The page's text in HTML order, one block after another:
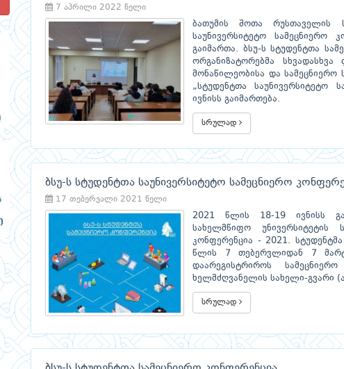
7 აპრილი 2022 წელი
ბათუმის შოთა რუსთაველის
საუნივერსიტეტო სამეცნიერო
გაიმართა. ბსუ-ს სტუდენტთა
ორგანიზატორებმა სხვადასხვა
მონაწილეობისა და სამეცნიერო
„სტუდენტთა საუნივერსიტეტო
ივნისს გაიმართება.
სრულად
ბსუ-ს სტუდენტთა საუნივერსიტეტო სამეცნიერო
17 თებერვალი 2021 წელი
2021 წლის 18-19 ივნისს
სახელმწიფო უნივერსიტეტის
კონფერენცია - 2021.
წლის 7 თებერვლიდან 7
დაარეგისტრიროს
ხელმძღვანელის სახელი-გვარი
სრულად